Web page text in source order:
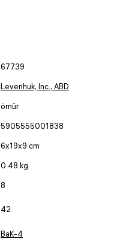
67739
Levenhuk, Inc., ABD
ömür
5905555001838
6x19x9 cm
0.48 kg
8
42
BaK-4